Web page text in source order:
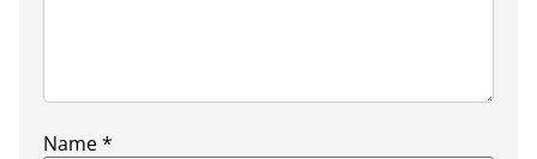
Name*